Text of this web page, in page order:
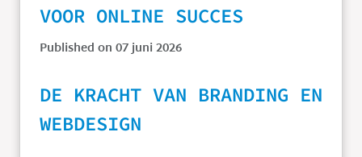
VOOR ONLINE SUCCES
Published on 07 juni 2026
DE KRACHT VAN BRANDING EN
WEBDESIGN